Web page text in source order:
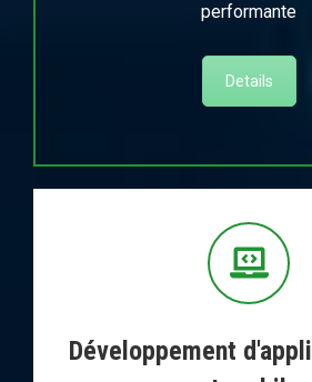
performante
Details
Développement